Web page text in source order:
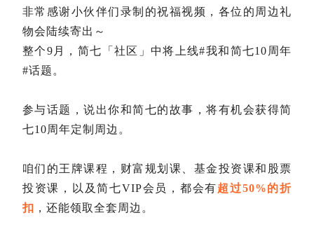
非常感谢小伙伴们录制的祝福视频，各位的周边礼
物会陆续寄出～
整个9月， 简七「社区」中将上线#我和简七10周年
#话题。
参与话题，说出你和简七的故事，将有机会获得简
七10周年定制周边。
咱们的王牌课程，财富规划课、基金投资课和股票
投资课，以及简七VIP会员，都会有超过50%的折
扣 ，还能领取全套周边。